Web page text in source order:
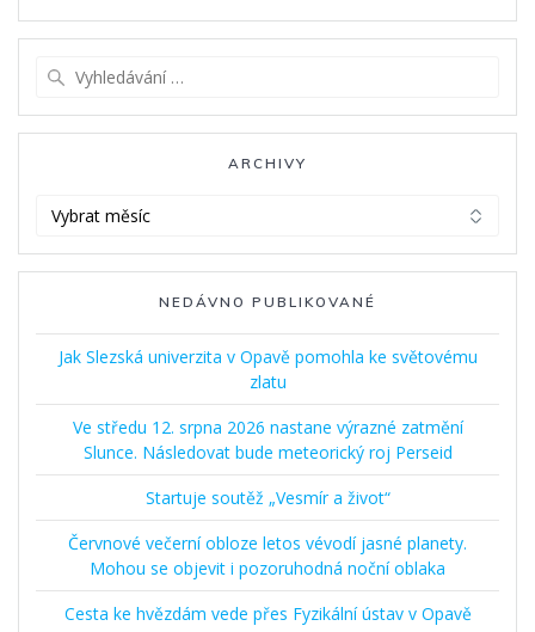
ARCHIVY
NEDÁVNO PUBLIKOVANÉ
Jak Slezská univerzita v Opavě pomohla ke světovému
zlatu
Ve středu 12. srpna 2026 nastane výrazné zatmění
Slunce. Následovat bude meteorický roj Perseid
Startuje soutěž „Vesmír a život“
Červnové večerní obloze letos vévodí jasné planety.
Mohou se objevit i pozoruhodná noční oblaka
Cesta ke hvězdám vede přes Fyzikální ústav v Opavě